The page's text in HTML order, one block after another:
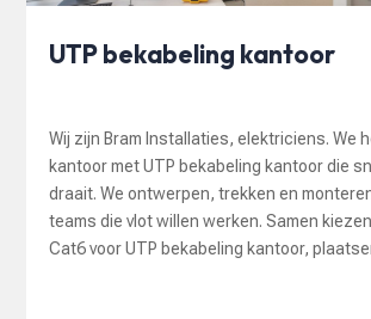
UTP bekabeling kantoor
Wij zijn Bram Installaties, elektriciens. We
kantoor met UTP bekabeling kantoor die
draait. We ontwerpen, trekken en
teams die vlot willen werken. Samen
Cat6 voor UTP bekabeling kantoor,